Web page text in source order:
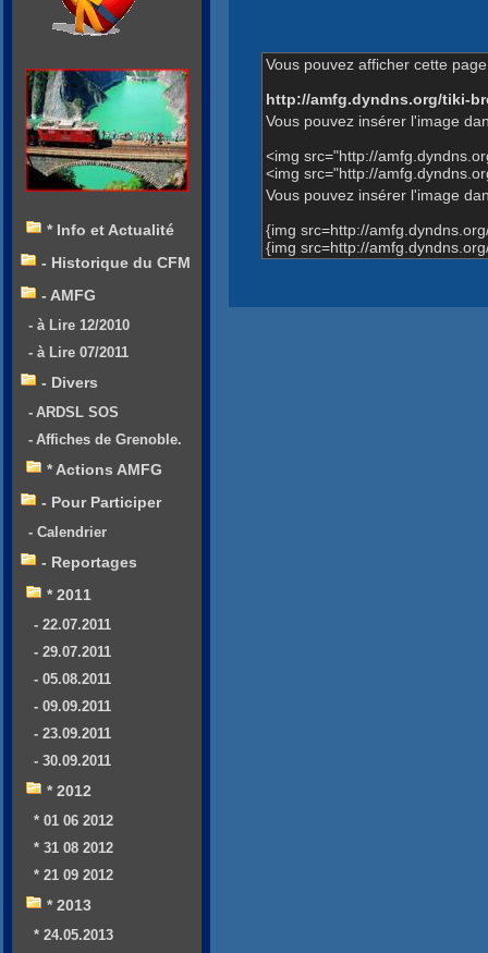
Vous pouvez afficher cette
http://amfg.dyndns.org/tiki-
Vous pouvez insérer l'image
<img src="http://
<img src="http://
Vous pouvez insérer l'image
{img src=http://
{img src=http://
* Info et Actualité
- Historique du CFM
- AMFG
- à Lire 12/2010
- à Lire 07/2011
- Divers
- ARDSL SOS
- Affiches de Grenoble.
* Actions AMFG
- Pour Participer
- Calendrier
- Reportages
* 2011
- 22.07.2011
- 29.07.2011
- 05.08.2011
- 09.09.2011
- 23.09.2011
- 30.09.2011
* 2012
* 01 06 2012
* 31 08 2012
* 21 09 2012
* 2013
* 24.05.2013